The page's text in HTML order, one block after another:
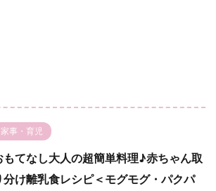
家事・育児
もてなし大人の超簡単料理♪赤ちゃん取
分け離乳食レシピ＜モグモグ・パクパ